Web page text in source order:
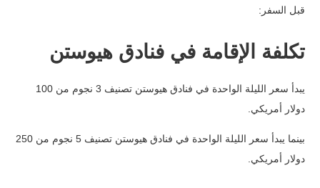
قبل السفر:
تكلفة الإقامة في فنادق هيوستن
يبدأ سعر الليلة الواحدة في فنادق هيوستن تصنيف 3 نجوم من 100
دولار أمريكي.
بينما يبدأ سعر الليلة الواحدة في فنادق هيوستن تصنيف 5 نجوم من 250
دولار أمريكي.